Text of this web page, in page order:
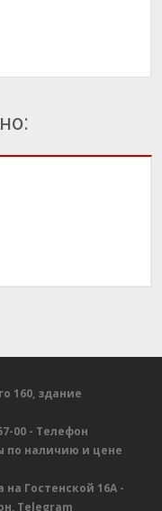
160, здание
00 - Телефон
по наличию и цене
на Гостенской 16А -
Telegram